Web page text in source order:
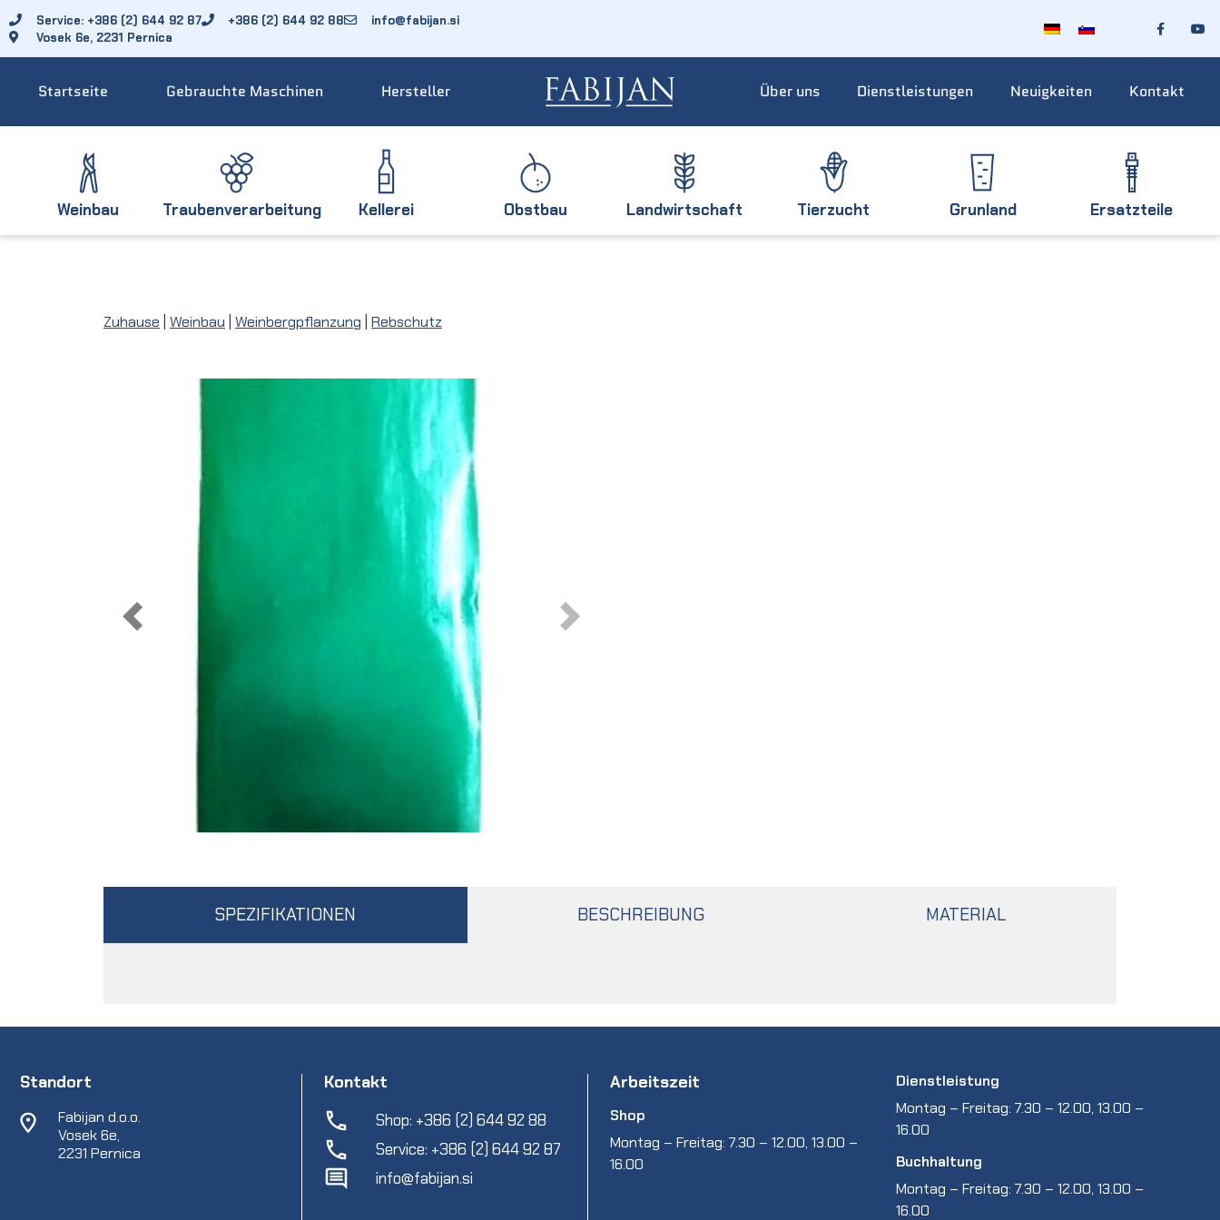
Service: +386 (2) 644 92 87 +386 (2) 644 92 88
info@fabijan.si
Vosek 6e, 2231 Pernica
Startseite Gebrauchte Maschinen Hersteller Über uns Dienstleistungen Neuigkeiten Kontakt
Weinbau Traubenverarbeitung Kellerei Obstbau Landwirtschaft Tierzucht Grunland Ersatzteile
Zuhause Weinbau Weinbergpflanzung Rebschutz
SPEZIFIKATIONEN BESCHREIBUNG MATERIAL
Standort
Fabijan d.o.o.
Vosek 6e,
2231 Pernica
Kontakt
Shop: +386 (2) 644 92 88
Service: +386 (2) 644 92 87
info@fabijan.si
Arbeitszeit
Shop
Montag – Freitag: 7.30 – 12.00, 13.00 –
16.00
Dienstleistung
Montag – Freitag: 7.30 – 12.00, 13.00 –
16.00
Buchhaltung
Montag – Freitag: 7.30 – 12.00, 13.00 –
16.00